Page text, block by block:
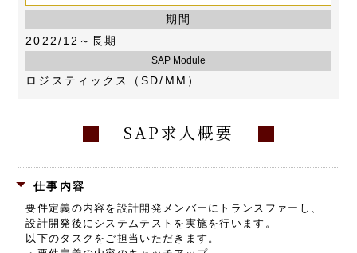
期間
2022/12～長期
SAP Module
ロジスティックス（SD/MM）
SAP求人概要
仕事内容
要件定義の内容を設計開発メンバーにトランスファーし、
設計開発後にシステムテストを実施を行います。
以下のタスクをご担当いただきます。